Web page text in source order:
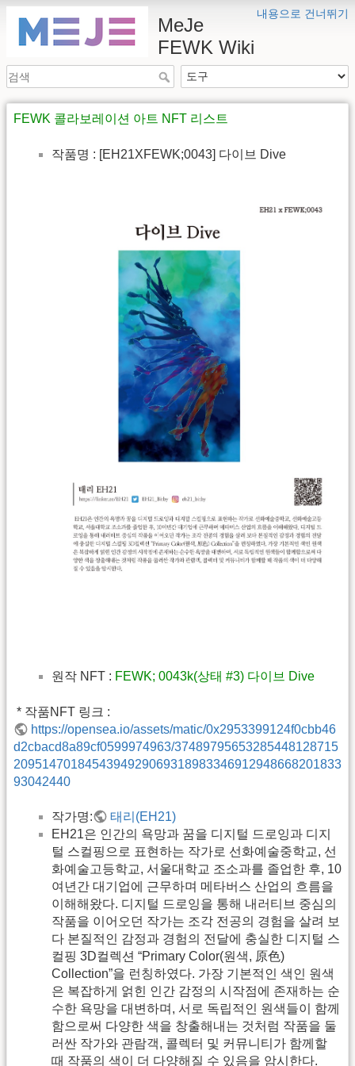
내용으로 건너뛰기
MeJe
FEWK Wiki
FEWK 콜라보레이션 아트 NFT 리스트
작품명 : [EH21XFEWK;0043] 다이브 Dive
원작 NFT : FEWK; 0043k(상태 #3) 다이브 Dive
 * 작품NFT 링크 :
https://opensea.io/assets/matic/0x2953399124f0cbb46
d2cbacd8a89cf0599974963/37489795653285448128715
2095147018454394929069318983346912948668201833
93042440
작가명:
태리(EH21)
EH21은 인간의 욕망과 꿈을 디지털 드로잉과 디지
털 스컬핑으로 표현하는 작가로 선화예술중학교, 선
화예술고등학교, 서울대학교 조소과를 졸업한 후, 10
여년간 대기업에 근무하며 메타버스 산업의 흐름을
이해해왔다. 디지털 드로잉을 통해 내러티브 중심의
작품을 이어오던 작가는 조각 전공의 경험을 살려 보
다 본질적인 감정과 경험의 전달에 충실한 디지털 스
컬핑 3D컬렉션 “Primary Color(원색, 原色)
Collection”을 런칭하였다. 가장 기본적인 색인 원색
은 복잡하게 얽힌 인간 감정의 시작점에 존재하는 순
수한 욕망을 대변하며, 서로 독립적인 원색들이 함께
함으로써 다양한 색을 창출해내는 것처럼 작품을 둘
러싼 작가와 관람객, 콜렉터 및 커뮤니티가 함께할
때 작품의 색이 더 다양해질 수 있음을 암시한다.